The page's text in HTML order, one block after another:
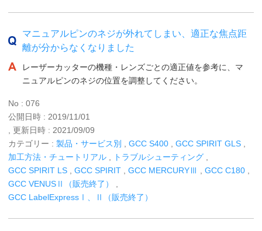
マニュアルピンのネジが外れてしまい、適正な焦点距
離が分からなくなりました
レーザーカッターの機種・レンズごとの適正値を参考に、マ
ニュアルピンのネジの位置を調整してください。
No : 076
公開日時 : 2019/11/01
, 更新日時 : 2021/09/09
カテゴリー : 製品・サービス別 GCC S400 GCC SPIRIT GLS
加工方法・チュートリアル
トラブルシューティング
GCC SPIRIT LS
GCC SPIRIT GCC MERCURYⅢ GCC C180
GCC VENUSⅡ（販売終了）
GCC LabelExpressⅠ、Ⅱ（販売終了）